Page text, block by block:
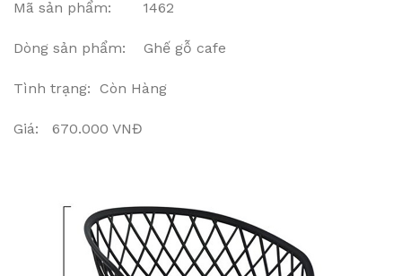
Mã sản phẩm: 1462
Dòng sản phẩm: Ghế gỗ cafe
Tình trạng: Còn Hàng
Giá: 670.000 VNĐ